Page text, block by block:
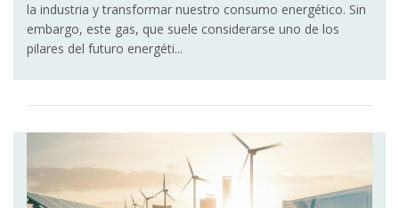
la industria y transformar nuestro consumo energético. Sin
embargo, este gas, que suele considerarse uno de los
pilares del futuro energéti...